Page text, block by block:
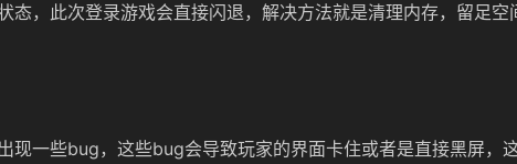
态，此次登录游戏会直接闪退，解决方法就是清理内存，留足空
现一些bug，这些bug会导致玩家的界面卡住或者是直接黑屏，